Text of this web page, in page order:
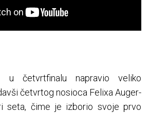
u četvrtfinalu napravio veliko
četvrtog nosioca Felixa Auger-
seta, čime je izborio svoje prvo